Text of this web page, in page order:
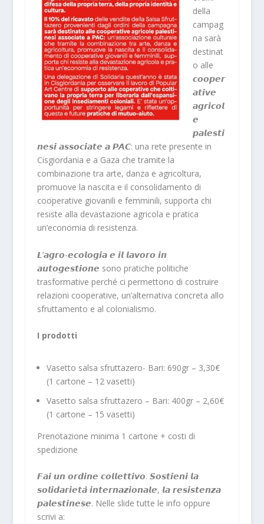
della
campag
na sarà
destinat
o alle
𝙘𝙤𝙤𝙥𝙚𝙧
𝙖𝙩𝙞𝙫𝙚
𝙖𝙜𝙧𝙞𝙘𝙤𝙡
𝙚
𝙥𝙖𝙡𝙚𝙨𝙩𝙞
𝙣𝙚𝙨𝙞 𝙖𝙨𝙨𝙤𝙘𝙞𝙖𝙩𝙚 𝙖 𝙋𝘼𝘾: una rete presente in
Cisgiordania e a Gaza che tramite la
combinazione tra arte, danza e agricoltura,
promuove la nascita e il consolidamento di
cooperative giovanili e femminili, supporta chi
resiste alla devastazione agricola e pratica
un’economia di resistenza.
𝙇’𝙖𝙜𝙧𝙤-𝙚𝙘𝙤𝙡𝙤𝙜𝙞𝙖 𝙚 𝙞𝙡 𝙡𝙖𝙫𝙤𝙧𝙤 𝙞𝙣
𝙖𝙪𝙩𝙤𝙜𝙚𝙨𝙩𝙞𝙤𝙣𝙚 sono pratiche politiche
trasformative perché ci permettono di costruire
relazioni cooperative, un’alternativa concreta allo
sfruttamento e al colonialismo.
I prodotti
Vasetto salsa sfruttazero- Bari: 690gr – 3,30€
(1 cartone – 12 vasetti)
Vasetto salsa sfruttazero – Bari: 400gr – 2,60€
(1 cartone – 15 vasetti)
Prenotazione minima 1 cartone + costi di
spedizione
𝙁𝙖𝙞 𝙪𝙣 𝙤𝙧𝙙𝙞𝙣𝙚 𝙘𝙤𝙡𝙡𝙚𝙩𝙩𝙞𝙫𝙤. 𝙎𝙤𝙨𝙩𝙞𝙚𝙣𝙞 𝙡𝙖
𝙨𝙤𝙡𝙞𝙙𝙖𝙧𝙞𝙚𝙩𝙖̀ 𝙞𝙣𝙩𝙚𝙧𝙣𝙖𝙯𝙞𝙤𝙣𝙖𝙡𝙚, 𝙡𝙖 𝙧𝙚𝙨𝙞𝙨𝙩𝙚𝙣𝙯𝙖
𝙥𝙖𝙡𝙚𝙨𝙩𝙞𝙣𝙚𝙨𝙚. Nelle slide tutte le info oppure
scrivi a: